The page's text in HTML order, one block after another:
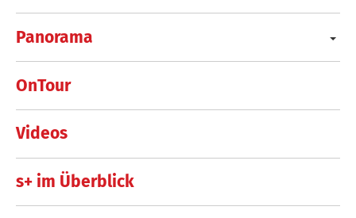
Panorama
OnTour
Videos
s+ im Überblick